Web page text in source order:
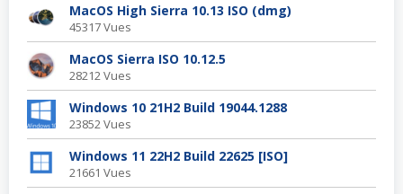
MacOS High Sierra 10.13 ISO (dmg)
45317 Vues
MacOS Sierra ISO 10.12.5
28212 Vues
Windows 10 21H2 Build 19044.1288
23852 Vues
Windows 11 22H2 Build 22625 [ISO]
21661 Vues